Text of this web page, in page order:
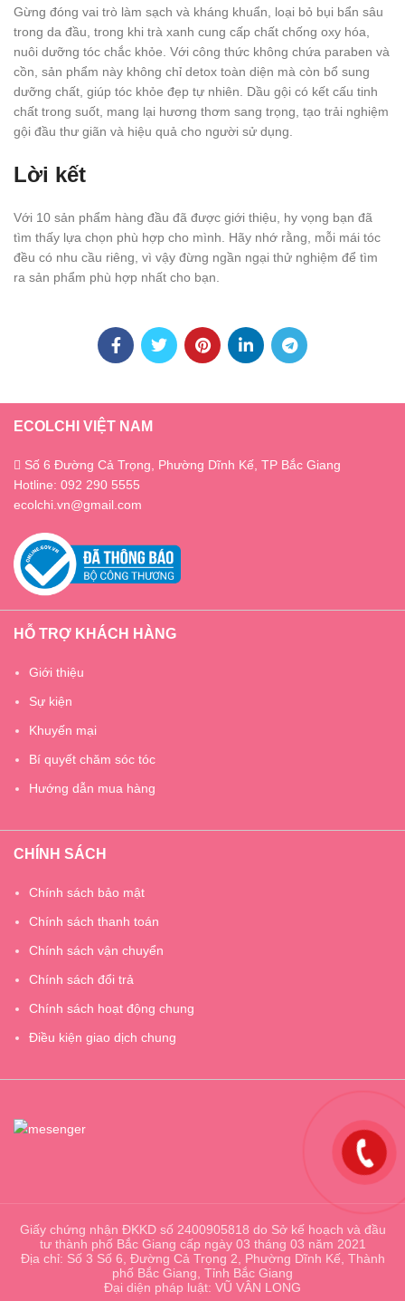
Gừng đóng vai trò làm sạch và kháng khuẩn, loại bỏ bụi bẩn sâu
trong da đầu, trong khi trà xanh cung cấp chất chống oxy hóa,
nuôi dưỡng tóc chắc khỏe. Với công thức không chứa paraben và
cồn, sản phẩm này không chỉ detox toàn diện mà còn bổ sung
dưỡng chất, giúp tóc khỏe đẹp tự nhiên. Dầu gội có kết cấu tinh
chất trong suốt, mang lại hương thơm sang trọng, tạo trải nghiệm
gội đầu thư giãn và hiệu quả cho người sử dụng.
Lời kết
Với 10 sản phẩm hàng đầu đã được giới thiệu, hy vọng bạn đã
tìm thấy lựa chọn phù hợp cho mình. Hãy nhớ rằng, mỗi mái tóc
đều có nhu cầu riêng, vì vậy đừng ngần ngại thử nghiệm để tìm
ra sản phẩm phù hợp nhất cho bạn.
ECOLCHI VIỆT NAM
Số 6 Đường Cả Trọng, Phường Dĩnh Kế, TP Bắc Giang
Hotline: 092 290 5555
ecolchi.vn@gmail.com
HỖ TRỢ KHÁCH HÀNG
Giới thiệu
Sự kiện
Khuyến mại
Bí quyết chăm sóc tóc
Hướng dẫn mua hàng
CHÍNH SÁCH
Chính sách bảo mật
Chính sách thanh toán
Chính sách vận chuyển
Chính sách đổi trả
Chính sách hoạt động chung
Điều kiện giao dịch chung
Giấy chứng nhận ĐKKD số 2400905818 do Sở kế hoạch và đầu
tư thành phố Bắc Giang cấp ngày 03 tháng 03 năm 2021
Địa chỉ: Số 3 Số 6, Đường Cả Trọng 2, Phường Dĩnh Kế, Thành
phố Bắc Giang, Tỉnh Bắc Giang
Đại diện pháp luật: VŨ VÂN LONG